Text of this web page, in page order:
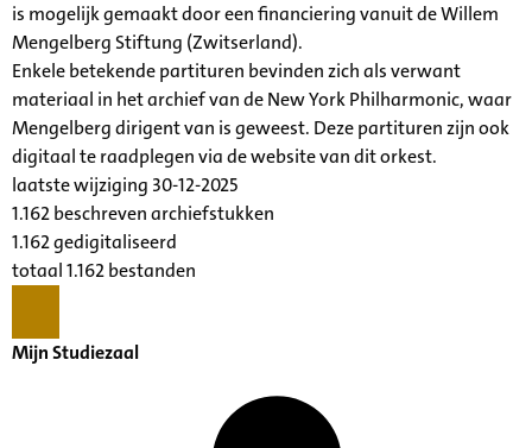
is mogelijk gemaakt door een financiering vanuit de Willem
Mengelberg Stiftung (Zwitserland).
Enkele betekende partituren bevinden zich als verwant
materiaal in het archief van de New York Philharmonic, waar
Mengelberg dirigent van is geweest. Deze partituren zijn ook
digitaal te raadplegen via de website van dit orkest.
laatste wijziging 30-12-2025
1.162 beschreven archiefstukken
1.162 gedigitaliseerd
totaal 1.162 bestanden
Mijn Studiezaal